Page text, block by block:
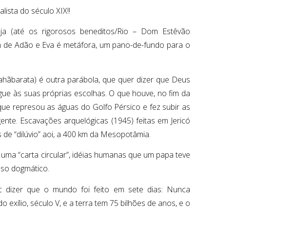
do século XIX!!
(até os rigorosos beneditos/Rio – Dom Estêvão
Adão e Eva é metáfora, um pano-de-fundo para o
é outra parábola, que quer dizer que Deus
às suas próprias escolhas. O que houve, no fim da
represou as águas do Golfo Pérsico e fez subir as
Escavações arquelógicas (1945) feitas em Jericó
“dilúvio” aoi, a 400 km da Mesopotâmia.
“carta circular”, idéias humanas que um papa teve
dogmático.
dizer que o mundo foi feito em sete dias: Nunca
exílio, século V, e a terra tem 75 bilhões de anos, e o